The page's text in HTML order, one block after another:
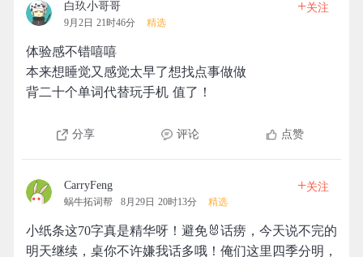
白玖小哥哥
9月2日 21时46分 精选
+关注
体验感不错嘻嘻
本来想睡觉又感觉太早了想找点事做做
背二十个单词代替玩手机 值了！
分享 评论 点赞
CarryFeng
蜗牛拓词帮 8月29日 20时13分 精选
+关注
小纸条这70字真是精华呀！避免🐰话痨，今天说不完的
明天继续，桌你不许嫌我话多哦！俺们这里四季分明，